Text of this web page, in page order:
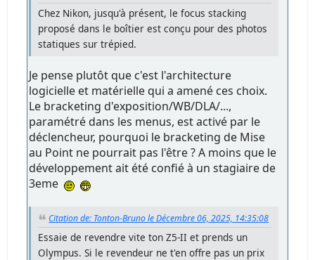
Chez Nikon, jusqu'à présent, le focus stacking
proposé dans le boîtier est conçu pour des photos
statiques sur trépied.
Je pense plutôt que c'est l'architecture
logicielle et matérielle qui a amené ces choix.
Le bracketing d'exposition/WB/DLA/...,
paramétré dans les menus, est activé par le
déclencheur, pourquoi le bracketing de Mise
au Point ne pourrait pas l'être ? A moins que le
développement ait été confié à un stagiaire de
3eme
Citation de: Tonton-Bruno le Décembre 06, 2025, 14:35:08
Essaie de revendre vite ton Z5-II et prends un
Olympus. Si le revendeur ne t'en offre pas un prix